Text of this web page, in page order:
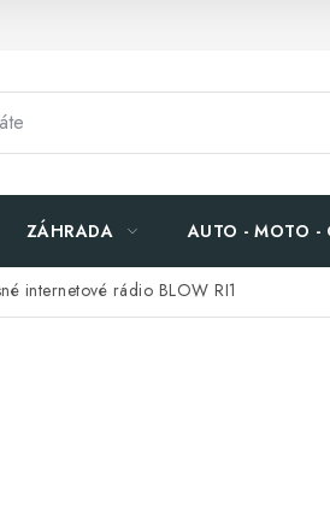
ZÁHRADA AUTO - MOTO -
internetové rádio BLOW RI1